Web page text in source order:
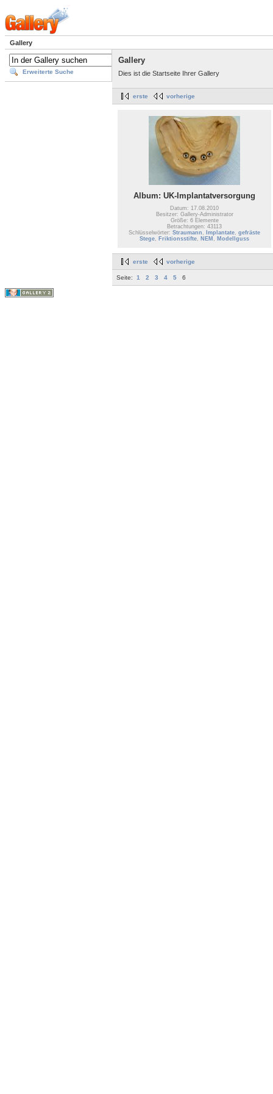
Gallery
Erweiterte Suche
Gallery
Dies ist die Startseite Ihrer Gallery
erste vorherige
Album: UK-Implantatversorgung
Datum: 17.08.2010
Besitzer: Gallery-Administrator
Größe: 6 Elemente
Betrachtungen: 43113
Schlüsselwörter: Straumann Implantate gefräste
Stege
Friktionsstifte NEM Modellguss
erste vorherige
Seite: 1 2 3 4 5 6